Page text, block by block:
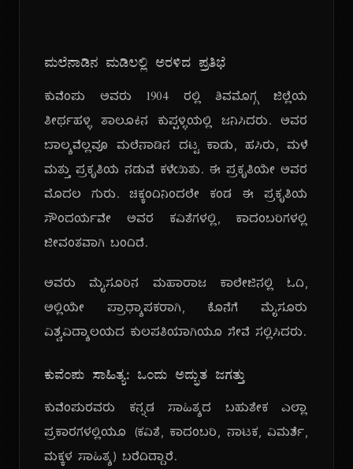
ಮಲೆನಾಡಿನ ಮಡಿಲಲ್ಲಿ ಅರಳಿದ ಪ್ರತಿಭೆ
ಕುವೆಂಪು ಅವರು ೧೯೦೪ ರಲ್ಲಿ ಶಿವಮೊಗ್ಗ ಜಿಲ್ಲೆಯ
ತೀರ್ಥಹಳ್ಳಿ ತಾಲೂಕಿನ ಕುಪ್ಪಳ್ಳಿಯಲ್ಲಿ ಜನಿಸಿದರು. ಅವರ
ಬಾಲ್ಯವೆಲ್ಲವೂ ಮಲೆನಾಡಿನ ದಟ್ಟ ಕಾಡು, ಹಸಿರು, ಮಳೆ
ಮತ್ತು ಪ್ರಕೃತಿಯ ನಡುವೆ ಕಳೆಯಿತು. ಈ ಪ್ರಕೃತಿಯೇ ಅವರ
ಮೊದಲ ಗುರು. ಚಿಕ್ಕಂದಿನಿಂದಲೇ ಕಂಡ ಈ ಪ್ರಕೃತಿಯ
ಸೌಂದರ್ಯವೇ ಅವರ ಕವಿತೆಗಳಲ್ಲಿ, ಕಾದಂಬರಿಗಳಲ್ಲಿ
ಜೀವಂತವಾಗಿ ಬಂದಿದೆ.
ಅವರು ಮೈಸೂರಿನ ಮಹಾರಾಜ ಕಾಲೇಜಿನಲ್ಲಿ ಓದಿ,
ಅಲ್ಲಿಯೇ ಪ್ರಾಧ್ಯಾಪಕರಾಗಿ, ಕೊನೆಗೆ ಮೈಸೂರು
ವಿಶ್ವವಿದ್ಯಾಲಯದ ಕುಲಪತಿಯಾಗಿಯೂ ಸೇವೆ ಸಲ್ಲಿಸಿದರು.
ಕುವೆಂಪು ಸಾಹಿತ್ಯ: ಒಂದು ಅದ್ಭುತ ಜಗತ್ತು
ಕುವೆಂಪುರವರು ಕನ್ನಡ ಸಾಹಿತ್ಯದ ಬಹುತೇಕ ಎಲ್ಲಾ
ಪ್ರಕಾರಗಳಲ್ಲಿಯೂ (ಕವಿತೆ, ಕಾದಂಬರಿ, ನಾಟಕ, ವಿಮರ್ಶೆ,
ಮಕ್ಕಳ ಸಾಹಿತ್ಯ) ಬರೆದಿದ್ದಾರೆ.